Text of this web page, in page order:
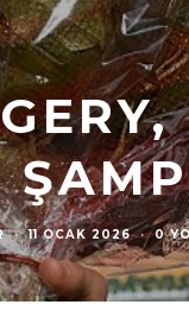
· 11 OCAK 2026 · 0